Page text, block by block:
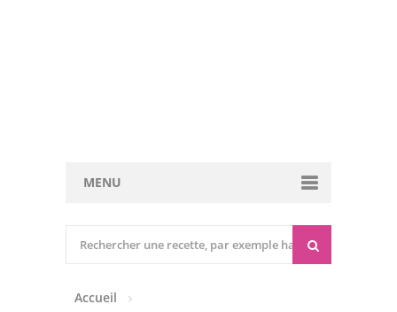
MENU
Entrées Froides
Accueil